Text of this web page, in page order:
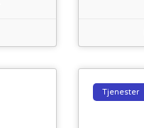
Tjenester